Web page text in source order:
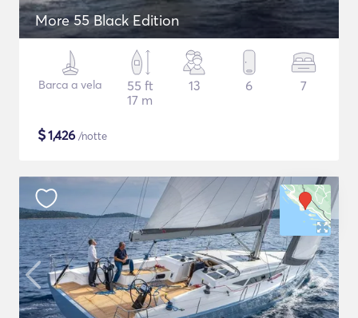
More 55 Black Edition
Barca a vela
55 ft
17 m
13 6 7
$1,426 /notte